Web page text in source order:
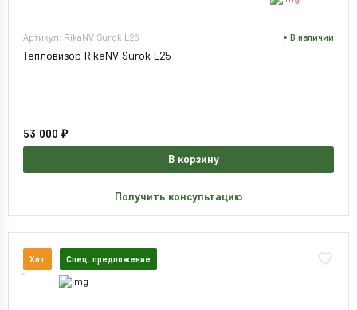
Артикул: RikaNV Surok L25 В наличии
Тепловизор RikaNV Surok L25
53 000 ₽
В корзину
Получить консультацию
Хит Спец. предложение